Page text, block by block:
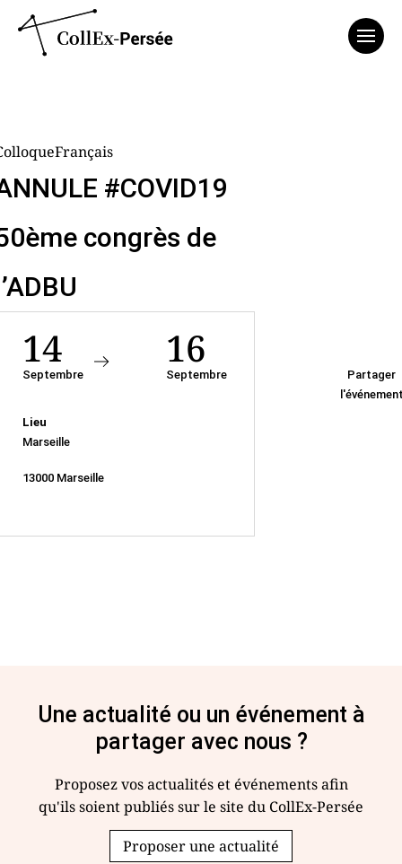
#COVID19
congrès de
14
Septembre
16
Septembre
Lieu
Marseille
13000 Marseille
Partager
Une actualité ou un événement à
partager avec nous ?
Proposez vos actualités et événements afin
qu'ils soient publiés sur le site du CollEx-Persée
Proposer une actualité